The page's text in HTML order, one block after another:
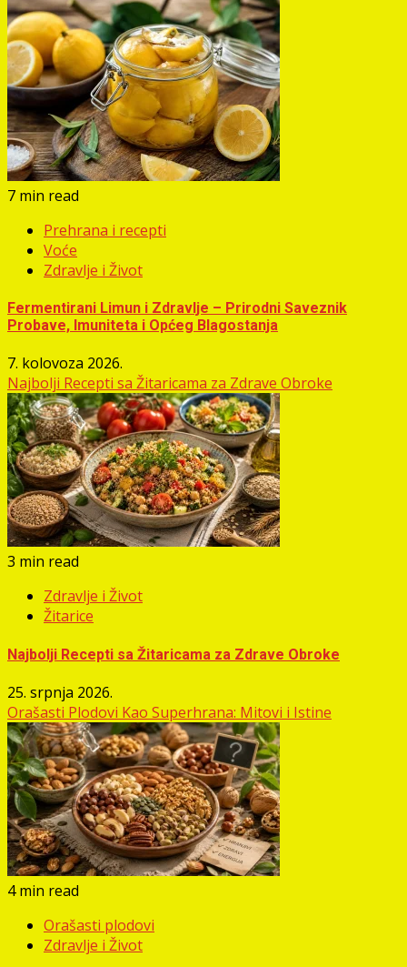
7 min read
Prehrana i recepti
Voće
Zdravlje i Život
Fermentirani Limun i Zdravlje – Prirodni Saveznik
Probave, Imuniteta i Općeg Blagostanja
7. kolovoza 2026.
Najbolji Recepti sa Žitaricama za Zdrave Obroke
3 min read
Zdravlje i Život
Žitarice
Najbolji Recepti sa Žitaricama za Zdrave Obroke
25. srpnja 2026.
Orašasti Plodovi Kao Superhrana: Mitovi i Istine
4 min read
Orašasti plodovi
Zdravlje i Život